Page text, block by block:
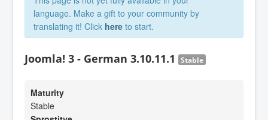
language. Make a gift to your community by
translating it! Click here to start.
Joomla! 3 - German 3.10.11.1 Stable
Maturity
Stable